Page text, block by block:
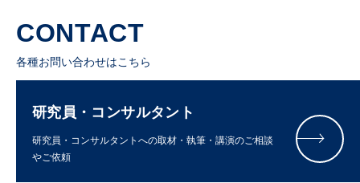
CONTACT
各種お問い合わせはこちら
研究員・コンサルタント
研究員・コンサルタントへの取材・執筆・講演のご相談
やご依頼